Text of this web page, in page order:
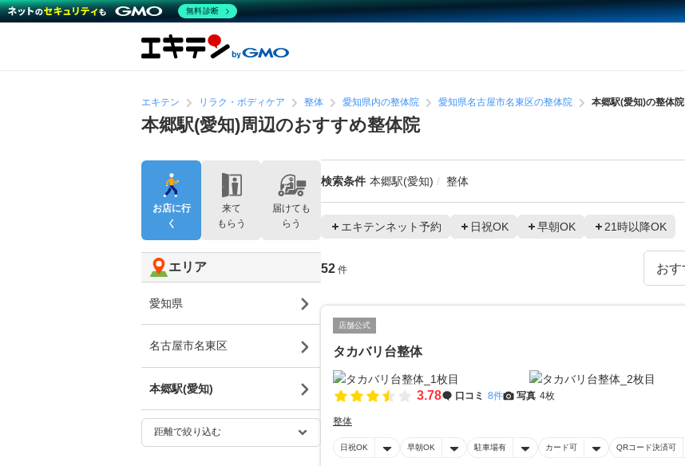
エキテン リラク・ボディケア 整体 愛知県内の整体院 愛知県名古屋市名東区の整体院 本郷駅(愛知)の整体院
本郷駅(愛知)周辺のおすすめ整体院
検索条件 本郷駅(愛知) 整体
エキテンネット予約 日祝OK 早朝OK 21時以降OK
52 件
店舗公式
タカバリ台整体
3.78 口コミ 8件 写真 4枚
整体
日祝OK 早朝OK 駐車場有 カード可 QRコード決済可
お店に行
く
来て
もらう
届けても
らう
エリア
愛知県
名古屋市名東区
本郷駅(愛知)
無料診断